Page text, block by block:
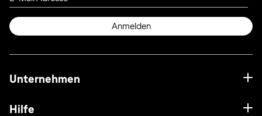
Anmelden
Unternehmen
Hilfe